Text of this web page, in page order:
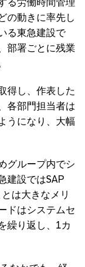
る労働時間管理
の動きに率先し
る東急建設で
部署ごとに残業
得し、作表した
各部門担当者は
うになり、大幅
グループ内でシ
建設ではSAP
は大きなメリ
ドはシステムセ
繰り返し、1カ